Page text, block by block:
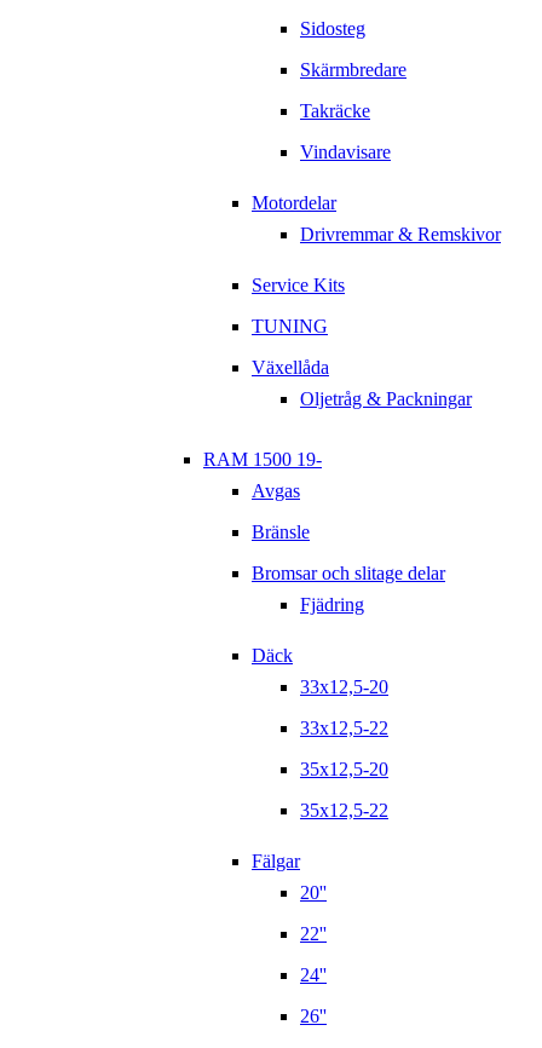
Sidosteg
Skärmbredare
Takräcke
Vindavisare
Motordelar
Drivremmar & Remskivor
Service Kits
TUNING
Växellåda
Oljetråg & Packningar
RAM 1500 19-
Avgas
Bränsle
Bromsar och slitage delar
Fjädring
Däck
33x12,5-20
33x12,5-22
35x12,5-20
35x12,5-22
Fälgar
20''
22''
24''
26''